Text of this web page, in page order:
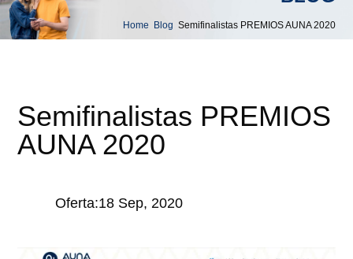
Home &#x39;
Blog &#x39;
Semifinalistas PREMIOS AUNA 2020
Semifinalistas PREMIOS
AUNA 2020
Oferta:18 Sep, 2020